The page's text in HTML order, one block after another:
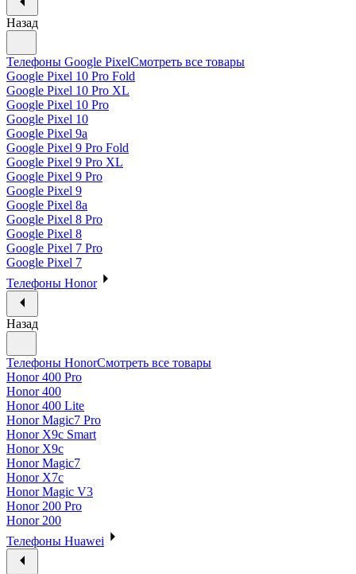
Назад
Телефоны Google PixelСмотреть все товары
Google Pixel 10 Pro Fold
Google Pixel 10 Pro XL
Google Pixel 10 Pro
Google Pixel 10
Google Pixel 9a
Google Pixel 9 Pro Fold
Google Pixel 9 Pro XL
Google Pixel 9 Pro
Google Pixel 9
Google Pixel 8a
Google Pixel 8 Pro
Google Pixel 8
Google Pixel 7 Pro
Google Pixel 7
Телефоны Honor
Назад
Телефоны HonorСмотреть все товары
Honor 400 Pro
Honor 400
Honor 400 Lite
Honor Magic7 Pro
Honor X9c Smart
Honor X9c
Honor Magic7
Honor X7c
Honor Magic V3
Honor 200 Pro
Honor 200
Телефоны Huawei